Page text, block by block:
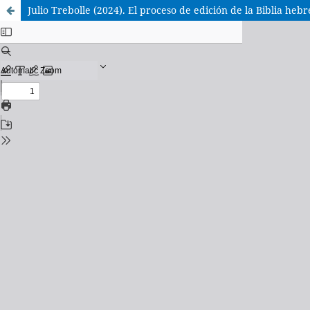
Julio Trebolle (2024). El proceso de edición de la Biblia